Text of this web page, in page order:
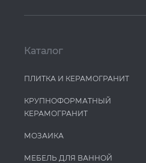
Каталог
ПЛИТКА И КЕРАМОГРАНИТ
КРУПНОФОРМАТНЫЙ
КЕРАМОГРАНИТ
МОЗАИКА
МЕБЕЛЬ ДЛЯ ВАННОЙ